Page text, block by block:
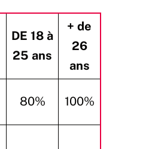
DE 18 à
25 ans
+ de
26
ans
80% 100%